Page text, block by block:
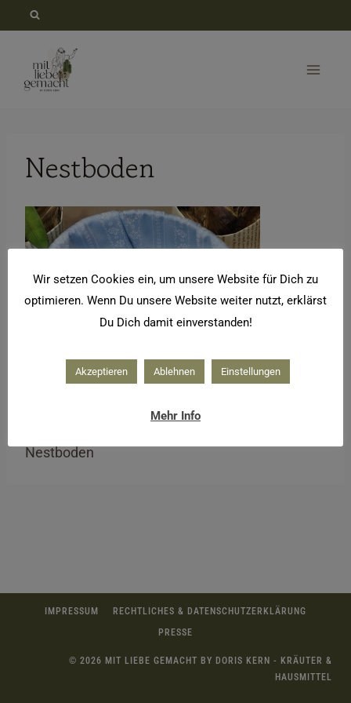
springen
Nestboden
Nestboden
IMPRESSUM
RECHTLICHES & DATENSCHUTZERKLÄRUNG
PRESSE
© 2026 MIT LIEBE GEMACHT BY DORIS KERN - KRÄUTER &
HAUSMITTEL
Wir setzen Cookies ein, um unsere Website für Dich zu
optimieren. Wenn Du unsere Website weiter nutzt, erklärst
Du Dich damit einverstanden!
Akzeptieren Ablehnen Einstellungen
Mehr Info